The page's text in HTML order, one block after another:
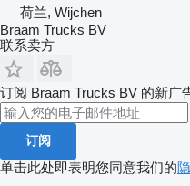
荷兰, Wijchen
Braam Trucks BV
联系卖方
订阅 Braam Trucks BV 的新广
订阅
单击此处即表明您同意我们的